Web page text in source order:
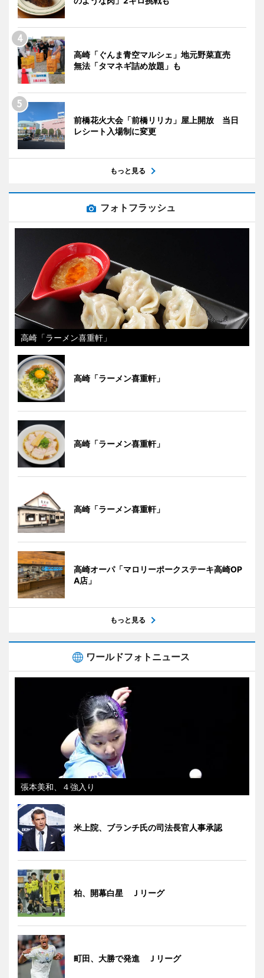
高崎「ぐんま青空マルシェ」地元野菜直売
無法「タマネギ詰め放題」も
前橋花火大会「前橋リリカ」屋上開放 当日
レシート入場制に変更
もっと見る
フォトフラッシュ
高崎「ラーメン喜重軒」
高崎「ラーメン喜重軒」
高崎「ラーメン喜重軒」
高崎「ラーメン喜重軒」
高崎オーパ「マロリーポークステーキ高崎OP
A店」
もっと見る
ワールドフォトニュース
張本美和、４強入り
米上院、ブランチ氏の司法長官人事承認
柏、開幕白星 Ｊリーグ
町田、大勝で発進 Ｊリーグ